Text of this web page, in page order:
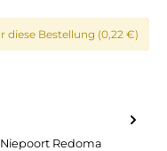
diese Bestellung (0,22 €)
Redoma